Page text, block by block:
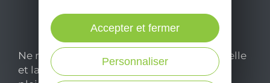
Ne manquez pas notre newsletter mensuelle
et laissez-vous inspirer pour profiter
Personnaliser
Accepter et fermer